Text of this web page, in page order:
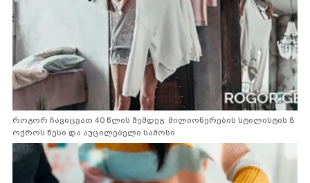
როგორ ჩავიცვათ 40 წლის შემდეგ: მილიონერების სტილისტის 8
ოქროს წესი და აუცილებელი სამოსი